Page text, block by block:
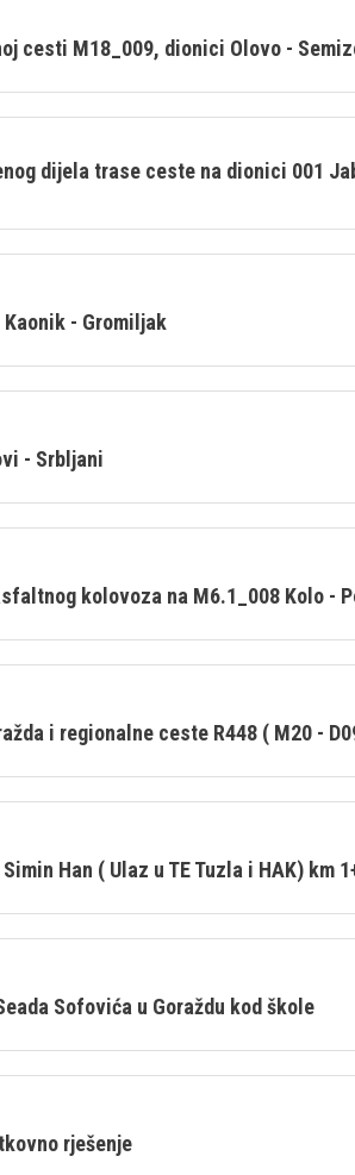
cesti M18_009, dionici Olovo -
dijela trase ceste na dionici 001
- Gromiljak
- Srbljani
kolovoza na M6.1_008 Kolo -
i regionalne ceste R448 ( M20 -
Han ( Ulaz u TE Tuzla i HAK) km
Sofovića u Goraždu kod škole
rješenje